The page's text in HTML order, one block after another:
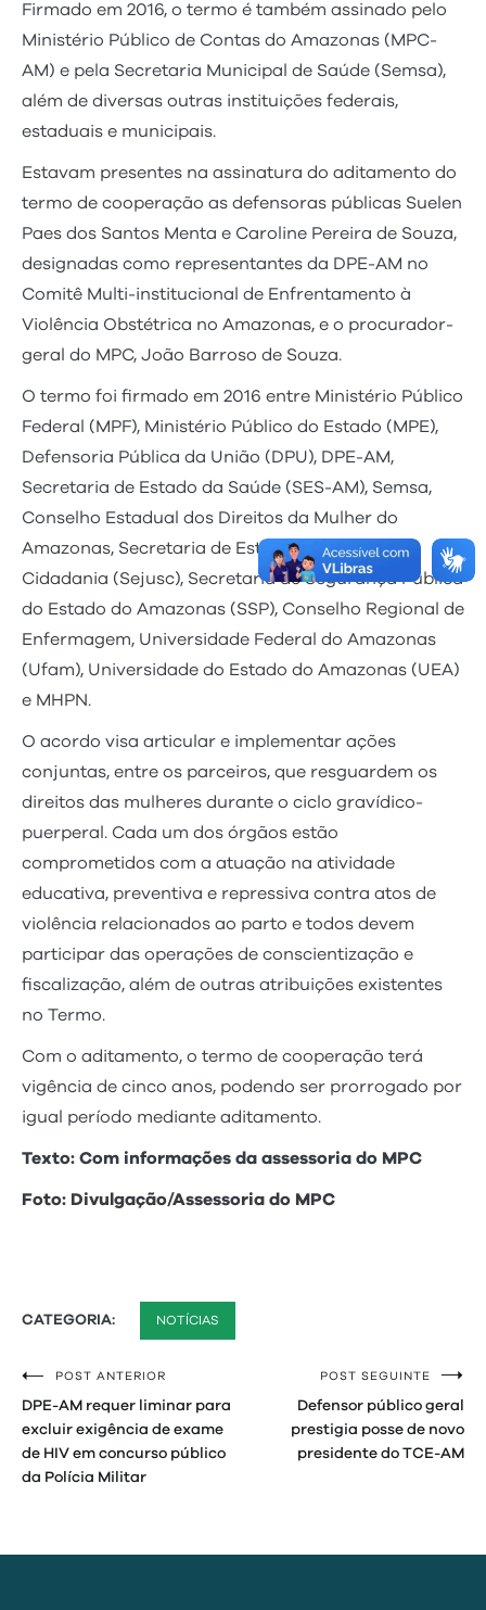
Firmado em 2016, o termo é também assinado pelo
Ministério Público de Contas do Amazonas (MPC-
AM) e pela Secretaria Municipal de Saúde (Semsa),
além de diversas outras instituições federais,
estaduais e municipais.
Estavam presentes na assinatura do aditamento do
termo de cooperação as defensoras públicas Suelen
Paes dos Santos Menta e Caroline Pereira de Souza,
designadas como representantes da DPE-AM no
Comitê Multi-institucional de Enfrentamento à
Violência Obstétrica no Amazonas, e o procurador-
geral do MPC, João Barroso de Souza.
O termo foi firmado em 2016 entre Ministério Público
Federal (MPF), Ministério Público do Estado (MPE),
Defensoria Pública da União (DPU), DPE-AM,
Secretaria de Estado da Saúde (SES-AM), Semsa,
Conselho Estadual dos Direitos da Mulher do
Amazonas, Secretaria de Estado de Justiça e
Cidadania (Sejusc), Secretaria de Segurança Pública
do Estado do Amazonas (SSP), Conselho Regional de
Enfermagem, Universidade Federal do Amazonas
(Ufam), Universidade do Estado do Amazonas (UEA)
e MHPN.
O acordo visa articular e implementar ações
conjuntas, entre os parceiros, que resguardem os
direitos das mulheres durante o ciclo gravídico-
puerperal. Cada um dos órgãos estão
comprometidos com a atuação na atividade
educativa, preventiva e repressiva contra atos de
violência relacionados ao parto e todos devem
participar das operações de conscientização e
fiscalização, além de outras atribuições existentes
no Termo.
Com o aditamento, o termo de cooperação terá
vigência de cinco anos, podendo ser prorrogado por
igual período mediante aditamento.
Texto: Com informações da assessoria do MPC
Foto: Divulgação/Assessoria do MPC
CATEGORIA: NOTÍCIAS
Navegação
de
Post
POST ANTERIOR
DPE-AM requer liminar para
excluir exigência de exame
de HIV em concurso público
da Polícia Militar
POST SEGUINTE
Defensor público geral
prestigia posse de novo
presidente do TCE-AM